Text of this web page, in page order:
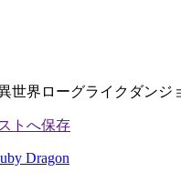
世界ローグライクダンジ